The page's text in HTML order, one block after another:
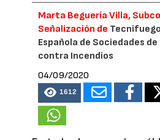
Marta Beguería Villa,
Señalización de
Española de Sociedades
contra Incendios
04/09/2020
1612